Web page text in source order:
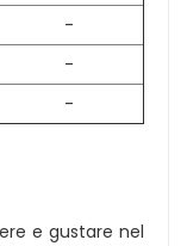
-
-
-
e gustare nel